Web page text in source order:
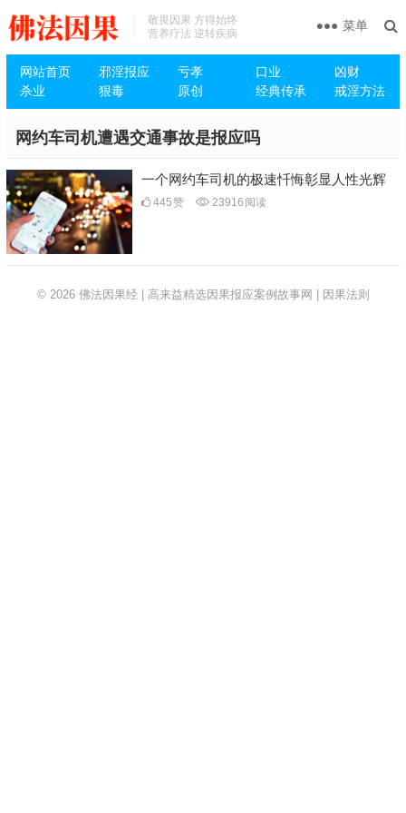
敬畏因果 方得始终
营养疗法 逆转疾病
网站首页 邪淫报应 亏孝 口业
凶财
杀业
狠毒 原创 经典传承 戒淫方法
菜单
网约车司机遭遇交通事故是报应吗
一个网约车司机的极速忏悔彰显人性光辉
445赞 23916 阅读
© 2026 佛法因果经 | 高来益精选因果报应案例故事网 | 因果法则